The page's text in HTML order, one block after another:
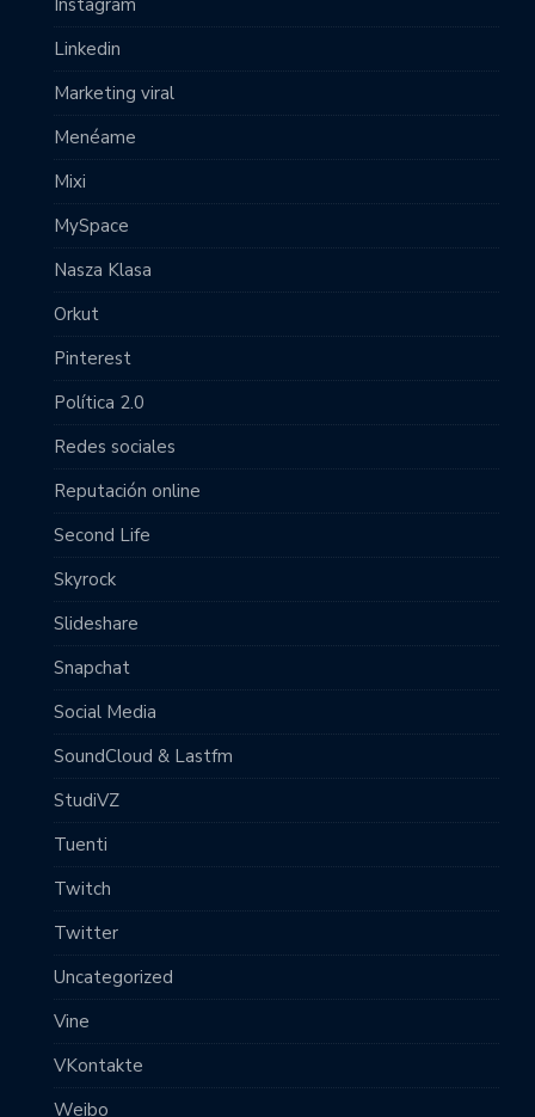
Instagram
Linkedin
Marketing viral
Menéame
Mixi
MySpace
Nasza Klasa
Orkut
Pinterest
Política 2.0
Redes sociales
Reputación online
Second Life
Skyrock
Slideshare
Snapchat
Social Media
SoundCloud & Lastfm
StudiVZ
Tuenti
Twitch
Twitter
Uncategorized
Vine
VKontakte
Weibo